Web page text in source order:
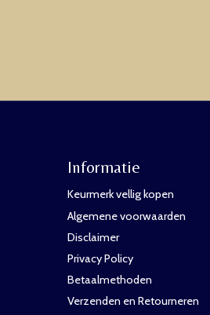
Informatie
Keurmerk vellig kopen
Algemene voorwaarden
Disclaimer
Privacy Policy
Betaalmethoden
Verzenden en Retourneren